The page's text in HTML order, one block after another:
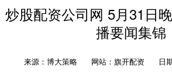
炒股配资公司网 5月31日
播要闻集锦
来源：博大策略 网站：旗开配资
日